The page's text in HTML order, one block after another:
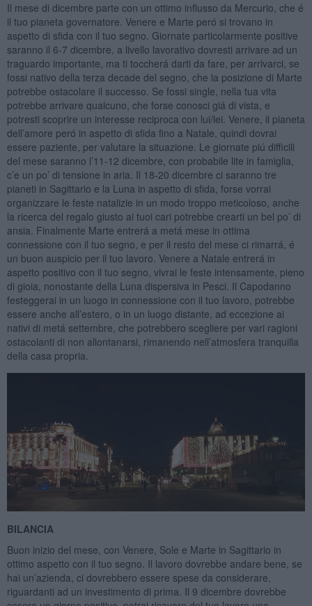
Il mese di dicembre parte con un ottimo influsso da Mercurio, che é
il tuo pianeta governatore. Venere e Marte peró si trovano in
aspetto di sfida con il tuo segno. Giornate particolarmente positive
saranno il 6-7 dicembre, a livello lavorativo dovresti arrivare ad un
traguardo importante, ma ti toccherá darti da fare, per arrivarci, se
fossi nativo della terza decade del segno, che la posizione di Marte
potrebbe ostacolare il successo. Se fossi single, nella tua vita
potrebbe arrivare qualcuno, che forse conosci giá di vista, e
potresti scoprire un interesse reciproca con lui/lei. Venere, il pianeta
dell’amore peró in aspetto di sfida fino a Natale, quindi dovrai
essere paziente, per valutare la situazione. Le giornate piú difficili
del mese saranno l’11-12 dicembre, con probabile lite in famiglia,
c’e un po’ di tensione in aria. Il 18-20 dicembre ci saranno tre
pianeti in Sagittario e la Luna in aspetto di sfida, forse vorrai
organizzare le feste natalizie in un modo troppo meticoloso, anche
la ricerca del regalo giusto ai tuoi cari potrebbe crearti un bel po’ di
ansia. Finalmente Marte entrerá a metá mese in ottima
connessione con il tuo segno, e per il resto del mese ci rimarrá, é
un buon auspicio per il tuo lavoro. Venere a Natale entrerá in
aspetto positivo con il tuo segno, vivrai le feste intensamente, pieno
di gioia, nonostante della Luna dispersiva in Pesci. Il Capodanno
festeggerai in un luogo in connessione con il tuo lavoro, potrebbe
essere anche all’estero, o in un luogo distante, ad eccezione ai
nativi di metá settembre, che potrebbero scegliere per vari ragioni
ostacolanti di non allontanarsi, rimanendo nell’atmosfera tranquilla
della casa propria.
BILANCIA
Buon inizio del mese, con Venere, Sole e Marte in Sagittario in
ottimo aspetto con il tuo segno. Il lavoro dovrebbe andare bene, se
hai un’azienda, ci dovrebbero essere spese da considerare,
riguardanti ad un investimento di prima. Il 9 dicembre dovrebbe